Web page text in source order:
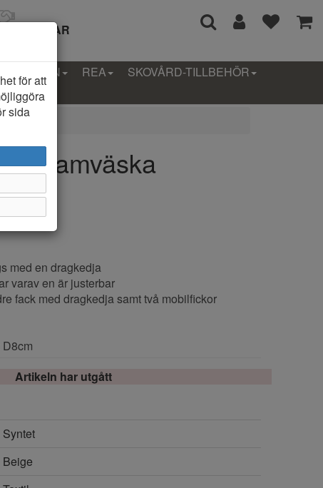
I 14 DAGAR
REA
SKOVÅRD-TILLBEHÖR
Damväska
med en dragkedja
varav en är justerbar
fack med dragkedja samt två mobilfickor
Artikeln har utgått
Syntet
Beige
för att
sida